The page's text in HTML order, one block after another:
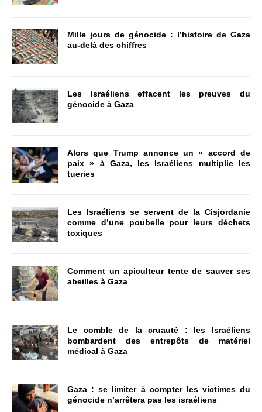
Mille jours de génocide : l’histoire de Gaza
au-delà des chiffres
Les Israéliens effacent les preuves du
génocide à Gaza
Alors que Trump annonce un « accord de
paix » à Gaza, les Israéliens multiplie les
tueries
Les Israéliens se servent de la Cisjordanie
comme d’une poubelle pour leurs déchets
toxiques
Comment un apiculteur tente de sauver ses
abeilles à Gaza
Le comble de la cruauté : les Israéliens
bombardent des entrepôts de matériel
médical à Gaza
Gaza : se limiter à compter les victimes du
génocide n’arrêtera pas les israéliens